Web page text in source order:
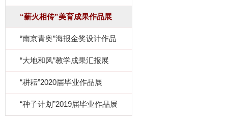
“薪火相传”美育成果作品展
“南京青奥”海报金奖设计作品
“大地和风”教学成果汇报展
“耕耘”2020届毕业作品展
“种子计划”2019届毕业作品展